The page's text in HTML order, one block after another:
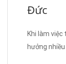
Đức
Khi làm việc
hưởng